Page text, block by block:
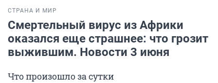
СТРАНА И МИР
Смертельный вирус из Африки
оказался еще страшнее: что грозит
выжившим. Новости 3 июня
Что произошло за сутки